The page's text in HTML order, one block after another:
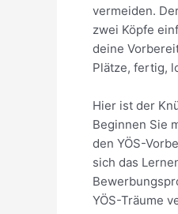
vermeiden.
zwei Köpfe
deine
Plätze, fertig,
Hier ist der
Beginnen Sie
den YÖS-
sich das
YÖS-Träume